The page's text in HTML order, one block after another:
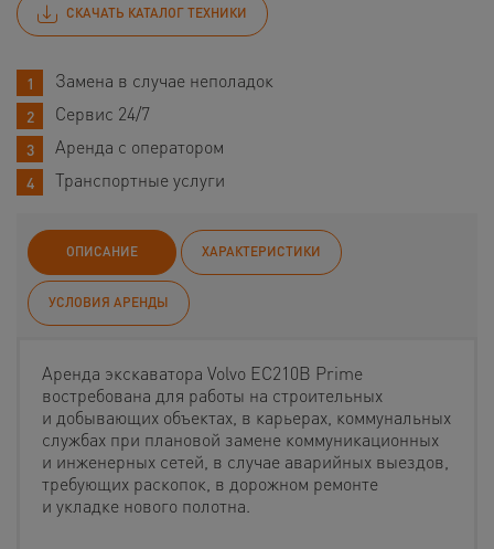
СКАЧАТЬ КАТАЛОГ ТЕХНИКИ
Замена в случае неполадок
Сервис 24/7
Аренда с оператором
Транспортные услуги
ОПИСАНИЕ ХАРАКТЕРИСТИКИ
УСЛОВИЯ АРЕНДЫ
Аренда экскаватора Volvo EC210B Prime
востребована для работы на строительных
и добывающих объектах, в карьерах, коммунальных
службах при плановой замене коммуникационных
и инженерных сетей, в случае аварийных выездов,
требующих раскопок, в дорожном ремонте
и укладке нового полотна.